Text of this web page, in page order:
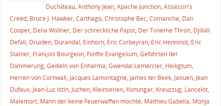
Duchâteau, Anthony Jean, Apache Junction, Assassin's
Creed, Bruce J. Hawker, Carthago, Christophe Bec, Comanche, Dan
Cooper, Delia Wüllner, Der schreckliche Papst, Der Tönerne Thron, Djillali
Defali, Druiden, Durandal, Einhorn, Éric Corbeyran, Eric Henninot, Eric
Stalner, François Bourgeon, Fünfte Evangelium, Gefährten der
Dämmerung, Geißeln von Enharma, Gwendal Lemercier, Heiligtum,
Herren von Cornwall, Jacques Lamontagne, James ter Beek, Jaouen, Jean
Dufaux, Jean-Luc Istin, Juzhen, Kleinserien, Konungar, Kreuzzug, Lancelot,
Malemort, Mann der keine Feuerwaffen mochte, Mathieu Gabella, Monja